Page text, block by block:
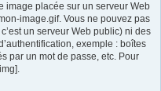
image placée sur un serveur Web
image.gif. Vous ne pouvez pas
un serveur Web public) ni des
exemple : boîtes
par un mot de passe, etc. Pour